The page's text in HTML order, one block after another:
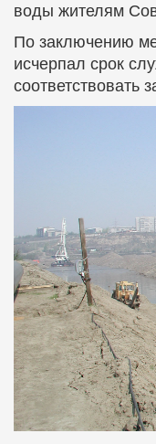
воды жителям
По заключению
исчерпал срок
соответствовать